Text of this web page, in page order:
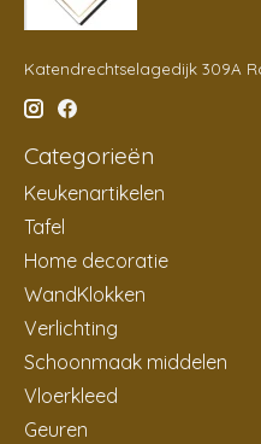
Katendrechtselagedijk 309A
Categorieën
Keukenartikelen
Tafel
Home decoratie
WandKlokken
Verlichting
Schoonmaak middelen
Vloerkleed
Geuren